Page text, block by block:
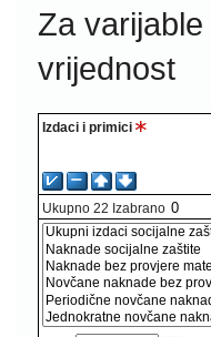
Za
vrijednost
Izdaci i primici
Ukupno 22 Izabrano